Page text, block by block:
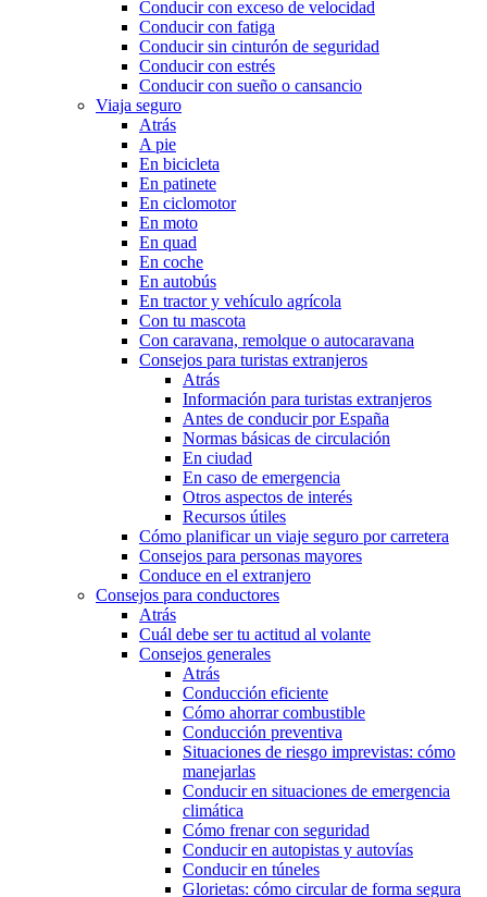
Conducir con exceso de velocidad
Conducir con fatiga
Conducir sin cinturón de seguridad
Conducir con estrés
Conducir con sueño o cansancio
Viaja seguro
Atrás
A pie
En bicicleta
En patinete
En ciclomotor
En moto
En quad
En coche
En autobús
En tractor y vehículo agrícola
Con tu mascota
Con caravana, remolque o autocaravana
Consejos para turistas extranjeros
Atrás
Información para turistas extranjeros
Antes de conducir por España
Normas básicas de circulación
En ciudad
En caso de emergencia
Otros aspectos de interés
Recursos útiles
Cómo planificar un viaje seguro por carretera
Consejos para personas mayores
Conduce en el extranjero
Consejos para conductores
Atrás
Cuál debe ser tu actitud al volante
Consejos generales
Atrás
Conducción eficiente
Cómo ahorrar combustible
Conducción preventiva
Situaciones de riesgo imprevistas: cómo
manejarlas
Conducir en situaciones de emergencia
climática
Cómo frenar con seguridad
Conducir en autopistas y autovías
Conducir en túneles
Glorietas: cómo circular de forma segura